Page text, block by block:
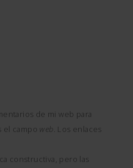
de mi web para
el campo web. Los enlaces
constructiva, pero las